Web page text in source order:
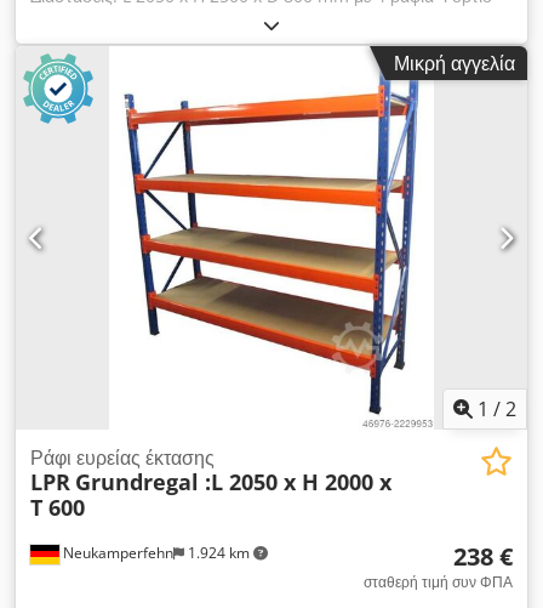
ραφιού: ~ 300 kg με ομοιόμορφα κατανεμημένο φορτίο #-#-#-
#-#-#-#-#-#-#-#-#-#-#-#-#-#-# Βασικά ράφια που
αποτελούνται από: 2x ορθοστάτες ραφιών, 800x2500mm μη
συναρμολογημένο, συμπεριλαμβανομένων των εγκάρσιων και
διαγώνιων στηριγμάτων, πλαστικές πλάκες βάσης 8x εγκάρσιες
ράβδοι 1950 mm, με παραμάνες ασφαλείας Dkodpfxscfby Rs
Anxor 4x ράφια περίπου 1940x745mm, Πάχος: 22-25 mm
Μικρή αγγελία
1 /2
Neukamperfehn 1.924 km
Ράφι ευρείας έκτασης
LPR Grundregal :L 2050 x H 2000 x
T 600
238 €
σταθερή τιμή συν ΦΠΑ